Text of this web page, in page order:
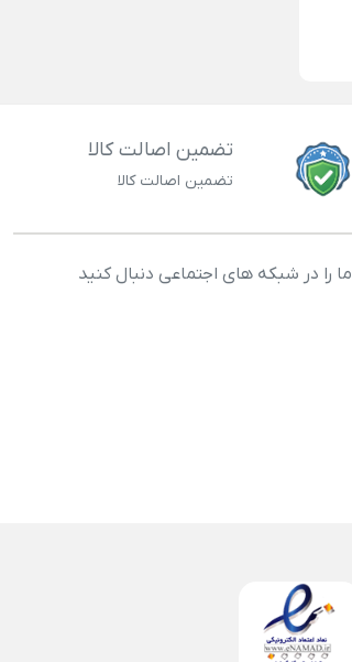
تضمین اصالت کالا
تضمین اصالت کالا
ما را در شبکه های اجتماعی دنبال کنید